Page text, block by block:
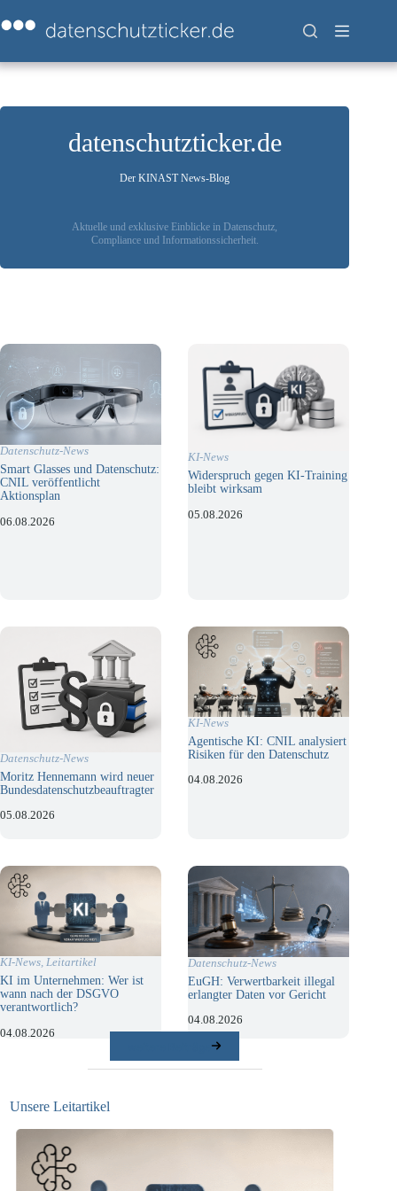
Inhalt
springen
datenschutzticker.de
Der KINAST News-Blog
Aktuelle und exklusive Einblicke in Datenschutz,
Compliance und Informationssicherheit.
Datenschutz-News
Smart Glasses und Datenschutz:
CNIL veröffentlicht
Aktionsplan
06.08.2026
KI-News
Widerspruch gegen KI-Training
bleibt wirksam
05.08.2026
Datenschutz-News
Moritz Hennemann wird neuer
Bundesdatenschutzbeauftragter
05.08.2026
KI-News
Agentische KI: CNIL analysiert
Risiken für den Datenschutz
04.08.2026
KI-News, Leitartikel
KI im Unternehmen: Wer ist
wann nach der DSGVO
verantwortlich?
04.08.2026
Datenschutz-News
EuGH: Verwertbarkeit illegal
erlangter Daten vor Gericht
04.08.2026
Unsere Leitartikel